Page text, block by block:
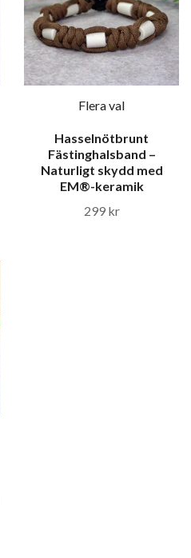
Flera val
Hasselnötbrunt
Fästinghalsband –
Naturligt skydd med
EM®-keramik
299 kr